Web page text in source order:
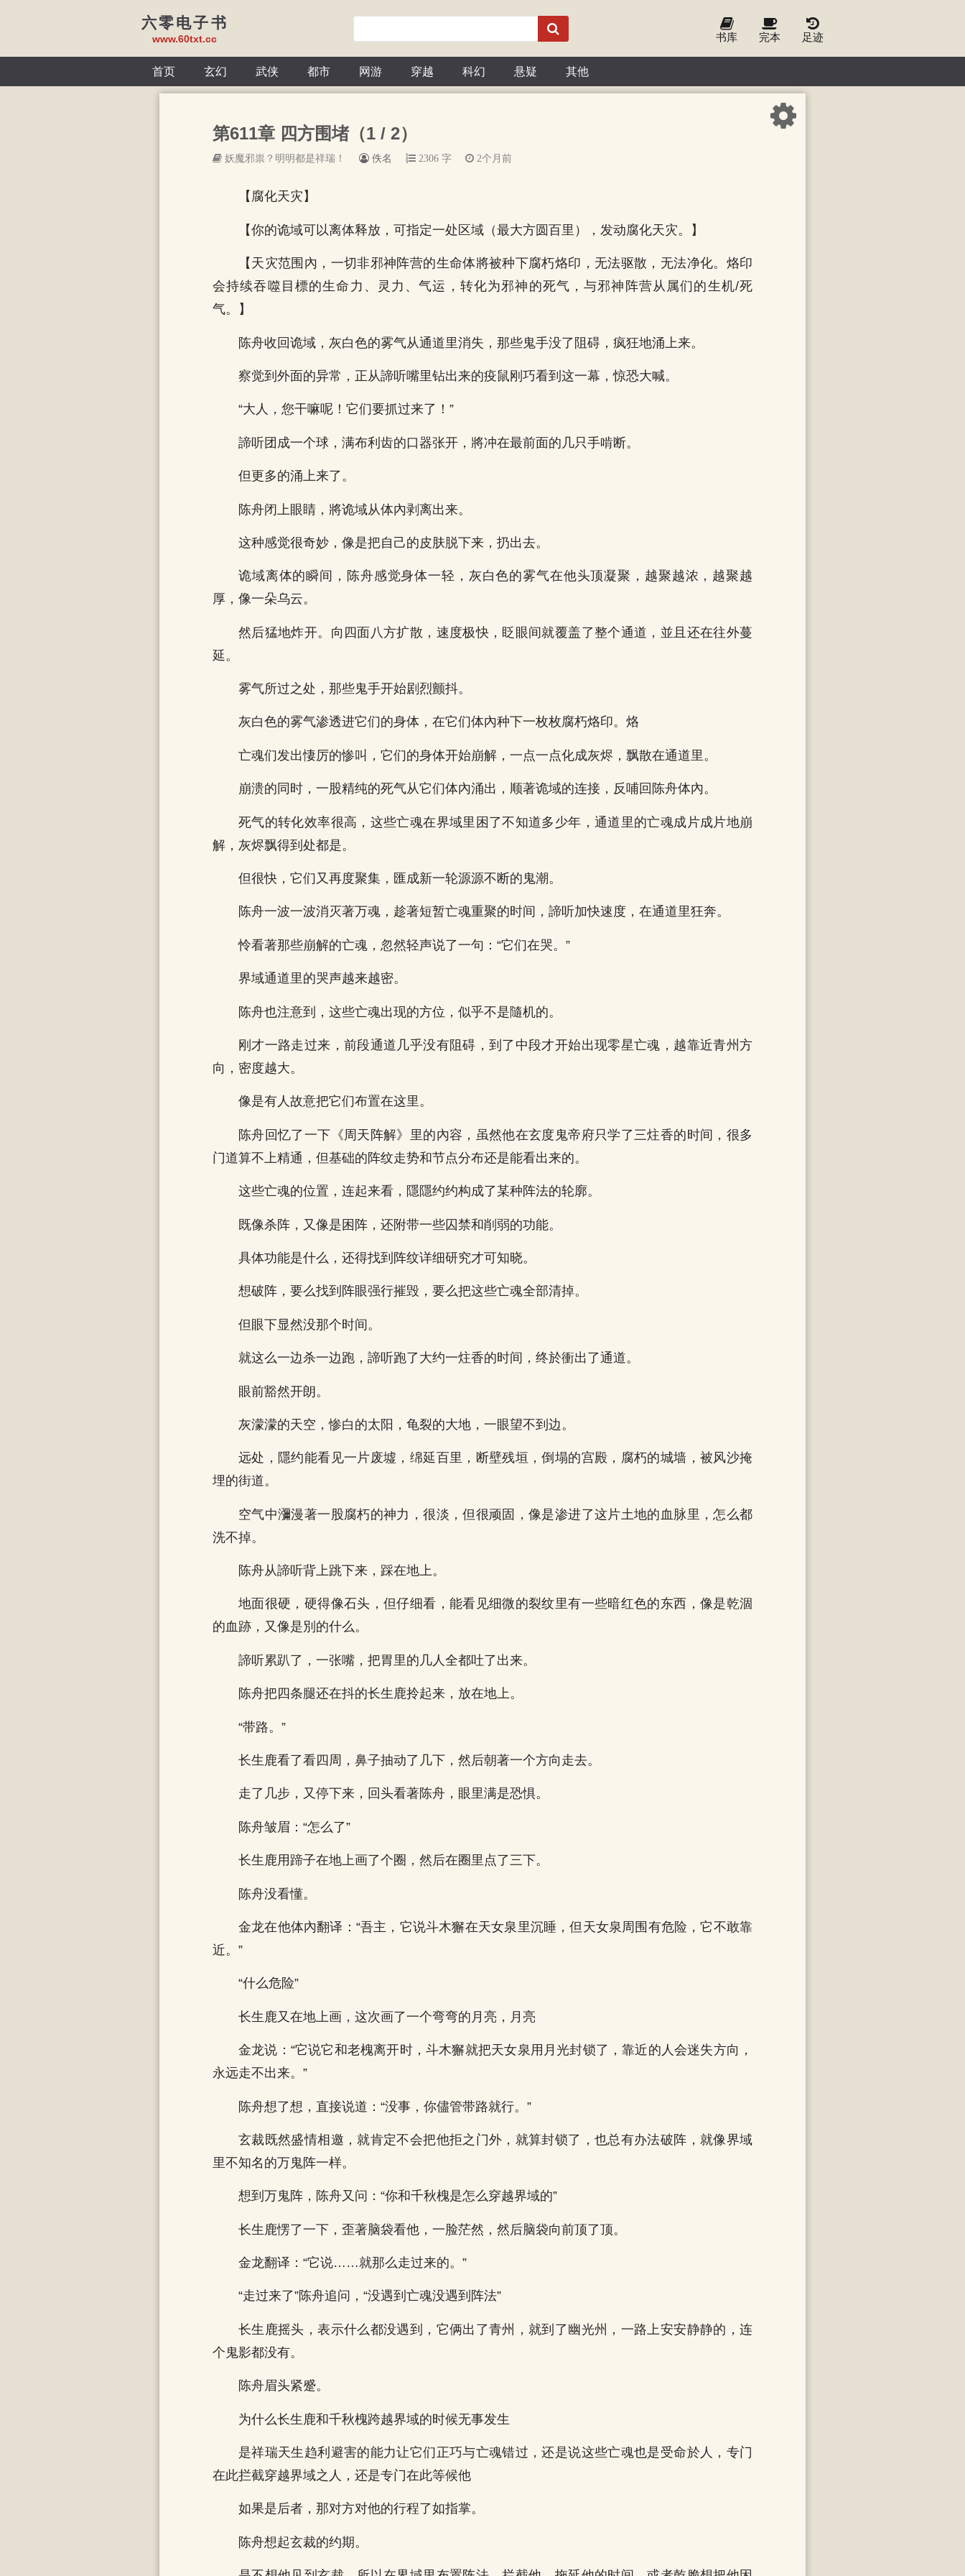
六零电子书
www.60txt.cc 书库 完本 足迹
首页 玄幻 武侠 都市 网游 穿越 科幻 悬疑 其他
第611章 四方围堵（1 / 2）
妖魔邪祟？明明都是祥瑞！ 佚名 2306 字 2个月前
【腐化天灾】
【你的诡域可以离体释放，可指定一处区域（最大方圆百里），发动腐化天灾。】
【天灾范围內，一切非邪神阵营的生命体將被种下腐朽烙印，无法驱散，无法净化。烙印
会持续吞噬目標的生命力、灵力、气运，转化为邪神的死气，与邪神阵营从属们的生机/死
气。】
陈舟收回诡域，灰白色的雾气从通道里消失，那些鬼手没了阻碍，疯狂地涌上来。
察觉到外面的异常，正从諦听嘴里钻出来的疫鼠刚巧看到这一幕，惊恐大喊。
“大人，您干嘛呢！它们要抓过来了！”
諦听团成一个球，满布利齿的口器张开，將冲在最前面的几只手啃断。
但更多的涌上来了。
陈舟闭上眼睛，將诡域从体內剥离出来。
这种感觉很奇妙，像是把自己的皮肤脱下来，扔出去。
诡域离体的瞬间，陈舟感觉身体一轻，灰白色的雾气在他头顶凝聚，越聚越浓，越聚越
厚，像一朵乌云。
然后猛地炸开。向四面八方扩散，速度极快，眨眼间就覆盖了整个通道，並且还在往外蔓
延。
雾气所过之处，那些鬼手开始剧烈颤抖。
灰白色的雾气渗透进它们的身体，在它们体內种下一枚枚腐朽烙印。烙
亡魂们发出悽厉的惨叫，它们的身体开始崩解，一点一点化成灰烬，飘散在通道里。
崩溃的同时，一股精纯的死气从它们体內涌出，顺著诡域的连接，反哺回陈舟体內。
死气的转化效率很高，这些亡魂在界域里困了不知道多少年，通道里的亡魂成片成片地崩
解，灰烬飘得到处都是。
但很快，它们又再度聚集，匯成新一轮源源不断的鬼潮。
陈舟一波一波消灭著万魂，趁著短暂亡魂重聚的时间，諦听加快速度，在通道里狂奔。
怜看著那些崩解的亡魂，忽然轻声说了一句：“它们在哭。”
界域通道里的哭声越来越密。
陈舟也注意到，这些亡魂出现的方位，似乎不是隨机的。
刚才一路走过来，前段通道几乎没有阻碍，到了中段才开始出现零星亡魂，越靠近青州方
向，密度越大。
像是有人故意把它们布置在这里。
陈舟回忆了一下《周天阵解》里的內容，虽然他在玄度鬼帝府只学了三炷香的时间，很多
门道算不上精通，但基础的阵纹走势和节点分布还是能看出来的。
这些亡魂的位置，连起来看，隱隱约约构成了某种阵法的轮廓。
既像杀阵，又像是困阵，还附带一些囚禁和削弱的功能。
具体功能是什么，还得找到阵纹详细研究才可知晓。
想破阵，要么找到阵眼强行摧毁，要么把这些亡魂全部清掉。
但眼下显然没那个时间。
就这么一边杀一边跑，諦听跑了大约一炷香的时间，终於衝出了通道。
眼前豁然开朗。
灰濛濛的天空，惨白的太阳，龟裂的大地，一眼望不到边。
远处，隱约能看见一片废墟，绵延百里，断壁残垣，倒塌的宫殿，腐朽的城墙，被风沙掩
埋的街道。
空气中瀰漫著一股腐朽的神力，很淡，但很顽固，像是渗进了这片土地的血脉里，怎么都
洗不掉。
陈舟从諦听背上跳下来，踩在地上。
地面很硬，硬得像石头，但仔细看，能看见细微的裂纹里有一些暗红色的东西，像是乾涸
的血跡，又像是別的什么。
諦听累趴了，一张嘴，把胃里的几人全都吐了出来。
陈舟把四条腿还在抖的长生鹿拎起来，放在地上。
“带路。”
长生鹿看了看四周，鼻子抽动了几下，然后朝著一个方向走去。
走了几步，又停下来，回头看著陈舟，眼里满是恐惧。
陈舟皱眉：“怎么了”
长生鹿用蹄子在地上画了个圈，然后在圈里点了三下。
陈舟没看懂。
金龙在他体內翻译：“吾主，它说斗木獬在天女泉里沉睡，但天女泉周围有危险，它不敢靠
近。”
“什么危险”
长生鹿又在地上画，这次画了一个弯弯的月亮，月亮
金龙说：“它说它和老槐离开时，斗木獬就把天女泉用月光封锁了，靠近的人会迷失方向，
永远走不出来。”
陈舟想了想，直接说道：“没事，你儘管带路就行。”
玄裁既然盛情相邀，就肯定不会把他拒之门外，就算封锁了，也总有办法破阵，就像界域
里不知名的万鬼阵一样。
想到万鬼阵，陈舟又问：“你和千秋槐是怎么穿越界域的”
长生鹿愣了一下，歪著脑袋看他，一脸茫然，然后脑袋向前顶了顶。
金龙翻译：“它说……就那么走过来的。”
“走过来了”陈舟追问，“没遇到亡魂没遇到阵法”
长生鹿摇头，表示什么都没遇到，它俩出了青州，就到了幽光州，一路上安安静静的，连
个鬼影都没有。
陈舟眉头紧蹙。
为什么长生鹿和千秋槐跨越界域的时候无事发生
是祥瑞天生趋利避害的能力让它们正巧与亡魂错过，还是说这些亡魂也是受命於人，专门
在此拦截穿越界域之人，还是专门在此等候他
如果是后者，那对方对他的行程了如指掌。
陈舟想起玄裁的约期。